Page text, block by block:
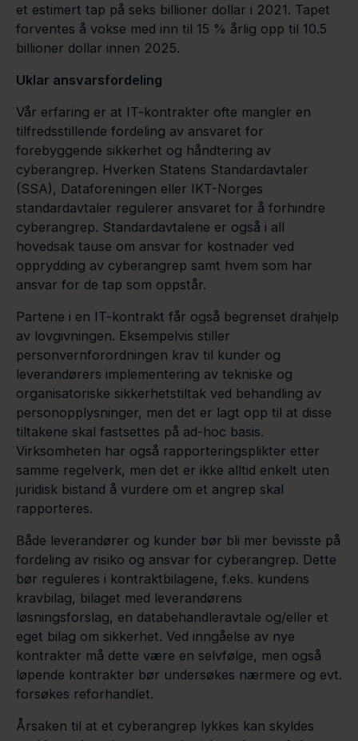
et estimert tap på seks billioner dollar i 2021. Tapet
forventes å vokse med inn til 15 % årlig opp til 10.5
billioner dollar innen 2025.
Uklar ansvarsfordeling
Vår erfaring er at IT-kontrakter ofte mangler en
tilfredsstillende fordeling av ansvaret for
forebyggende sikkerhet og håndtering av
cyberangrep. Hverken Statens Standardavtaler
(SSA), Dataforeningen eller IKT-Norges
standardavtaler regulerer ansvaret for å forhindre
cyberangrep. Standardavtalene er også i all
hovedsak tause om ansvar for kostnader ved
opprydding av cyberangrep samt hvem som har
ansvar for de tap som oppstår.
Partene i en IT-kontrakt får også begrenset drahjelp
av lovgivningen. Eksempelvis stiller
personvernforordningen krav til kunder og
leverandørers implementering av tekniske og
organisatoriske sikkerhetstiltak ved behandling av
personopplysninger, men det er lagt opp til at disse
tiltakene skal fastsettes på ad-hoc basis.
Virksomheten har også rapporteringsplikter etter
samme regelverk, men det er ikke alltid enkelt uten
juridisk bistand å vurdere om et angrep skal
rapporteres.
Både leverandører og kunder bør bli mer bevisste på
fordeling av risiko og ansvar for cyberangrep. Dette
bør reguleres i kontraktbilagene, f.eks. kundens
kravbilag, bilaget med leverandørens
løsningsforslag, en databehandleravtale og/eller et
eget bilag om sikkerhet. Ved inngåelse av nye
kontrakter må dette være en selvfølge, men også
løpende kontrakter bør undersøkes nærmere og evt.
forsøkes reforhandlet.
Årsaken til at et cyberangrep lykkes kan skyldes